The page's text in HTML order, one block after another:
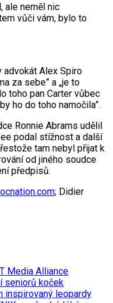
ale neměl nic
vůči vám, bylo to
advokát Alex Spiro
za sebe” a „je to
toho pan Carter vůbec
ho do toho namočila”.
Ronnie Abrams udělil
podal stížnost a další
tam nebyl přijat k
od jiného soudce
předpisů.
; Didier
Media Alliance
seniorů koček
inspirovaný leopardy